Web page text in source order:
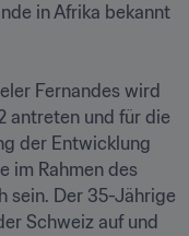
in Afrika bekannt
Fernandes wird
antreten und für die
der Entwicklung
im Rahmen des
sein. Der 35-Jährige
Schweiz auf und